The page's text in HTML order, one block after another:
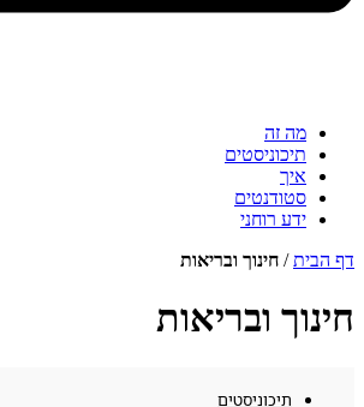
מה זה
תיכוניסטים
איך
סטודנטים
ידע רוחני
דף הבית/ חינוך ובריאות
חינוך ובריאות
תיכוניסטים